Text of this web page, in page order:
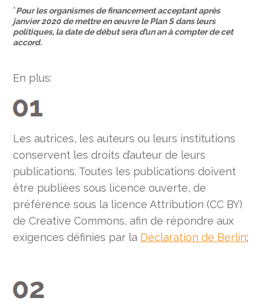
*Pour les organismes de financement acceptant après
janvier 2020 de mettre en œuvre le Plan S dans leurs
politiques, la date de début sera d’un an à compter de cet
accord.
En plus:
Les autrices, les auteurs ou leurs institutions
conservent les droits d’auteur de leurs
publications. Toutes les publications doivent
être publiées sous licence ouverte, de
préférence sous la licence Attribution (CC BY)
de Creative Commons, afin de répondre aux
exigences définies par la Déclaration de Berlin;